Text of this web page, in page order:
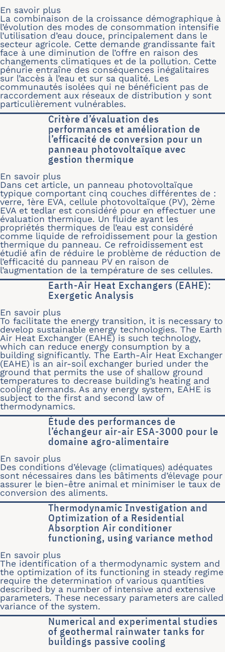
En savoir plus
La combinaison de la croissance démographique à
l’évolution des modes de consommation intensifie
l’utilisation d’eau douce, principalement dans le
secteur agricole. Cette demande grandissante fait
face à une diminution de l’offre en raison des
changements climatiques et de la pollution. Cette
pénurie entraîne des conséquences inégalitaires
sur l’accès à l’eau et sur sa qualité. Les
communautés isolées qui ne bénéficient pas de
raccordement aux réseaux de distribution y sont
particulièrement vulnérables.
Critère d’évaluation des
performances et amélioration de
l’efficacité de conversion pour un
panneau photovoltaïque avec
gestion thermique
En savoir plus
Dans cet article, un panneau photovoltaïque
typique comportant cinq couches différentes de :
verre, 1ère EVA, cellule photovoltaïque (PV), 2ème
EVA et tedlar est considéré pour en effectuer une
évaluation thermique. Un fluide ayant les
propriétés thermiques de l’eau est considéré
comme liquide de refroidissement pour la gestion
thermique du panneau. Ce refroidissement est
étudié afin de réduire le problème de réduction de
l’efficacité du panneau PV en raison de
l’augmentation de la température de ses cellules.
Earth-Air Heat Exchangers (EAHE):
Exergetic Analysis
En savoir plus
To facilitate the energy transition, it is necessary to
develop sustainable energy technologies. The Earth
Air Heat Exchanger (EAHE) is such technology,
which can reduce energy consumption by a
building significantly. The Earth-Air Heat Exchanger
(EAHE) is an air-soil exchanger buried under the
ground that permits the use of shallow ground
temperatures to decrease building’s heating and
cooling demands. As any energy system, EAHE is
subject to the first and second law of
thermodynamics.
Étude des performances de
l’échangeur air-air ESA-3000 pour le
domaine agro-alimentaire
En savoir plus
Des conditions d’élevage (climatiques) adéquates
sont nécessaires dans les bâtiments d’élevage pour
assurer le bien-être animal et minimiser le taux de
conversion des aliments.
Thermodynamic Investigation and
Optimization of a Residential
Absorption Air conditioner
functioning, using variance method
En savoir plus
The identification of a thermodynamic system and
the optimization of its functioning in steady regime
require the determination of various quantities
described by a number of intensive and extensive
parameters. These necessary parameters are called
variance of the system.
Numerical and experimental studies
of geothermal rainwater tanks for
buildings passive cooling